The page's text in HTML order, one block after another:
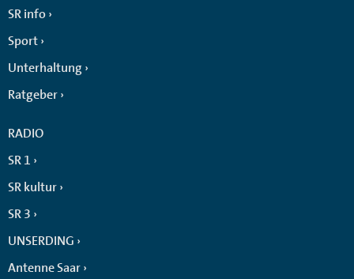
SR info
Sport
Unterhaltung
Ratgeber
RADIO
SR 1
SR kultur
SR 3
UNSERDING
Antenne Saar